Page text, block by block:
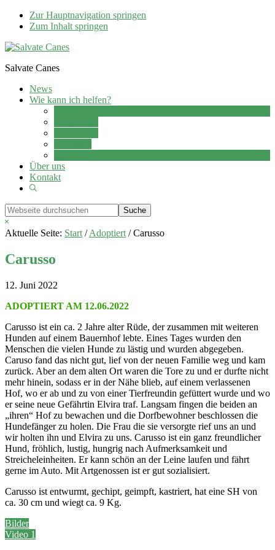
Zur Hauptnavigation springen
Zum Inhalt springen
Salvate Canes
News
Wie kann ich helfen?
Über uns
Kontakt
Show
Webseite
durchsuchen
Hide
Search
Aktuelle Seite: Start / Adoptiert /Carusso
Carusso
12. Juni 2022
ADOPTIERT AM 12.06.2022
Carusso ist ein ca. 2 Jahre alter Rüde, der zusammen mit weiteren
Hunden auf einem Bauernhof lebte. Eines Tages wurden den
Menschen die vielen Hunde zu lästig und wurden abgegeben.
Caruso fand das nicht gut, lief von der neuen Familie weg und kam
zurück. Aber an dem alten Ort waren die Tore zu und er durfte nicht
mehr hinein, sodass er in der Nähe blieb, auf einem verlassenen
Hof, wo er ab und zu von einer Tierfreundin gefüttert wurde und wo
er seine neue Gefährtin Elvira traf. Langsam fingen die beiden an
„ihren“ Hof zu bewachen und die Dorfbewohner beschlossen die
Hundefänger zu holen. Die Frau die sie versorgte rief uns an und
wir holten ihn und Elvira zu uns. Carusso ist ein ganz freundlicher
Hund, fröhlich, lustig, hungrig nach Aufmerksamkeit und
Streicheleinheiten. Er kann schön an der Leine laufen und fährt
gerne im Auto. Mit Artgenossen ist er gut sozialisiert.
Carusso ist entwurmt, gechipt, geimpft, kastriert, hat eine SH von
ca. 30 cm und wiegt ca. 9 Kg.
Bilder
Video 1